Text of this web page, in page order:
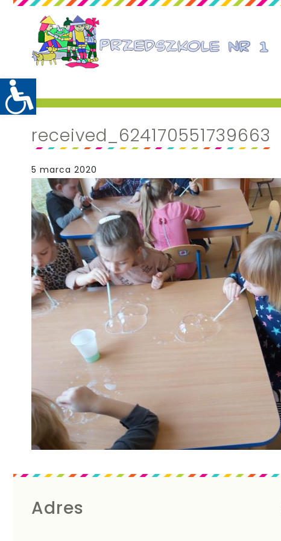
received_624170551739663
5 marca 2020
Adres